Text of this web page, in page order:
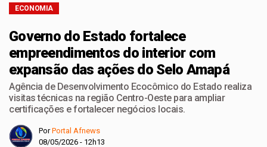
ECONOMIA
Governo do Estado fortalece
empreendimentos do interior com
expansão das ações do Selo Amapá
Agência de Desenvolvimento Ecocômico do Estado realiza
visitas técnicas na região Centro-Oeste para ampliar
certificações e fortalecer negócios locais.
PorPortal Afnews
08/05/2026 - 12h13